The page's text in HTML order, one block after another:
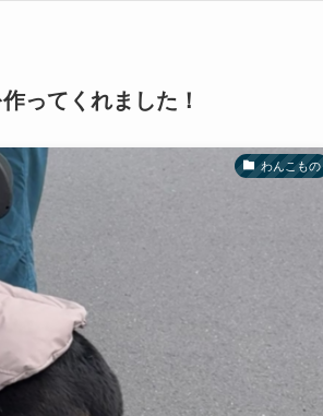
ってくれました！
わんこもの